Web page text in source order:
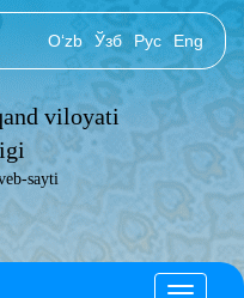
O‘zb Ўзб Рус Eng
viloyati
sayti